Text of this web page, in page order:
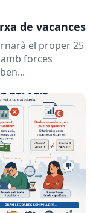
de vacances
el proper 25
forces